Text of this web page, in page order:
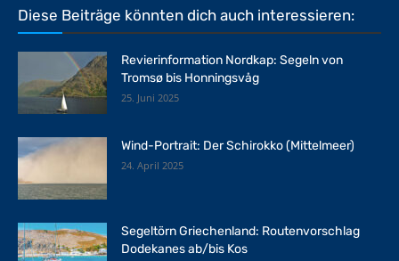
Diese Beiträge könnten dich auch interessieren:
Revierinformation Nordkap: Segeln von
Tromsø bis Honningsvåg
25. Juni 2025
Wind-Portrait: Der Schirokko (Mittelmeer)
24. April 2025
Segeltörn Griechenland: Routenvorschlag
Dodekanes ab/bis Kos